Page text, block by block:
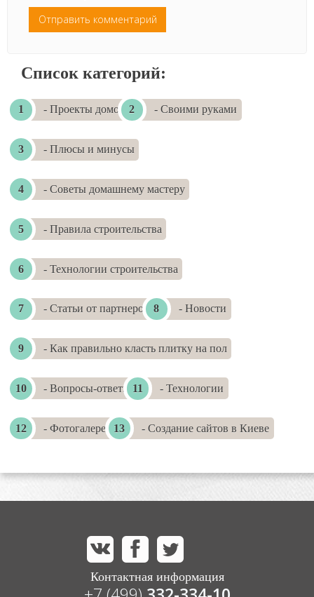
Список категорий:
- Проекты домов - Своими руками
- Плюсы и минусы
- Советы домашнему мастеру
- Правила строительства
- Технологии строительства
- Статьи от партнеров - Новости
- Как правильно класть плитку на пол
- Вопросы-ответы - Технологии
- Фотогалереи - Создание сайтов в Киеве
Контактная информация